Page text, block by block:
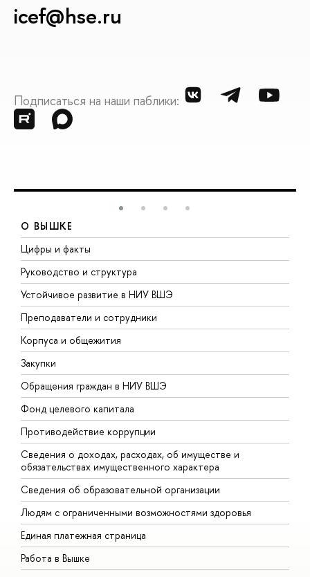
icef@hse.ru
Подписаться на наши паблики:
О ВЫШКЕ
Цифры и факты
Руководство и структура
Устойчивое развитие в НИУ ВШЭ
Преподаватели и сотрудники
Корпуса и общежития
Закупки
Обращения граждан в НИУ ВШЭ
Фонд целевого капитала
Противодействие коррупции
Сведения о доходах, расходах, об имуществе и
обязательствах имущественного характера
Сведения об образовательной организации
Людям с ограниченными возможностями здоровья
Единая платежная страница
Работа в Вышке